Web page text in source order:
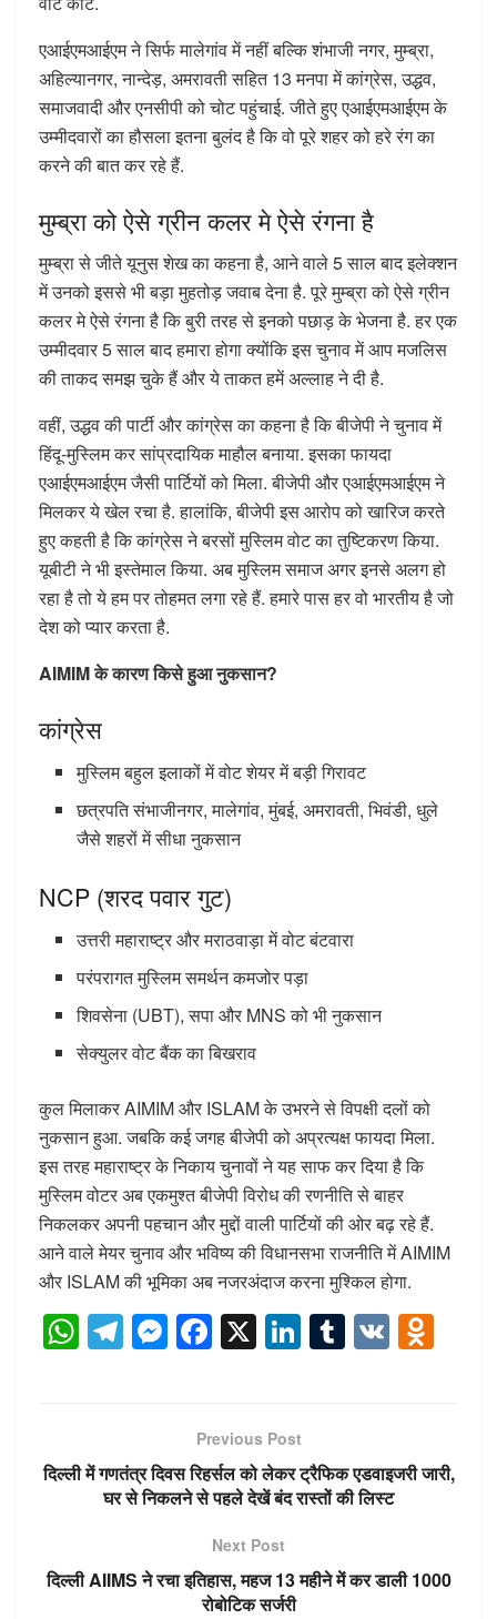
एआईएमआईएम ने सिर्फ मालेगांव में नहीं बल्कि शंभाजी नगर, मुम्ब्रा,
अहिल्यानगर, नान्देड़, अमरावती सहित 13 मनपा में कांग्रेस, उद्धव,
समाजवादी और एनसीपी को चोट पहुंचाई. जीते हुए एआईएमआईएम के
उम्मीदवारों का हौसला इतना बुलंद है कि वो पूरे शहर को हरे रंग का
करने की बात कर रहे हैं.
मुम्ब्रा को ऐसे ग्रीन कलर मे ऐसे रंगना है
मुम्ब्रा से जीते यूनुस शेख का कहना है, आने वाले 5 साल बाद इलेक्शन
में उनको इससे भी बड़ा मुहतोड़ जवाब देना है. पूरे मुम्ब्रा को ऐसे ग्रीन
कलर मे ऐसे रंगना है कि बुरी तरह से इनको पछाड़ के भेजना है. हर एक
उम्मीदवार 5 साल बाद हमारा होगा क्योंकि इस चुनाव में आप मजलिस
की ताकद समझ चुके हैं और ये ताकत हमें अल्लाह ने दी है.
वहीं, उद्धव की पार्टी और कांग्रेस का कहना है कि बीजेपी ने चुनाव में
हिंदू-मुस्लिम कर सांप्रदायिक माहौल बनाया. इसका फायदा
एआईएमआईएम जैसी पार्टियों को मिला. बीजेपी और एआईएमआईएम ने
मिलकर ये खेल रचा है. हालांकि, बीजेपी इस आरोप को खारिज करते
हुए कहती है कि कांग्रेस ने बरसों मुस्लिम वोट का तुष्टिकरण किया.
यूबीटी ने भी इस्तेमाल किया. अब मुस्लिम समाज अगर इनसे अलग हो
रहा है तो ये हम पर तोहमत लगा रहे हैं. हमारे पास हर वो भारतीय है जो
देश को प्यार करता है.
AIMIM के कारण किसे हुआ नुकसान?
कांग्रेस
मुस्लिम बहुल इलाकों में वोट शेयर में बड़ी गिरावट
छत्रपति संभाजीनगर, मालेगांव, मुंबई, अमरावती, भिवंडी, धुले
जैसे शहरों में सीधा नुकसान
NCP (शरद पवार गुट)
उत्तरी महाराष्ट्र और मराठवाड़ा में वोट बंटवारा
परंपरागत मुस्लिम समर्थन कमजोर पड़ा
शिवसेना (UBT), सपा और MNS को भी नुकसान
सेक्युलर वोट बैंक का बिखराव
कुल मिलाकर AIMIM और ISLAM के उभरने से विपक्षी दलों को
नुकसान हुआ. जबकि कई जगह बीजेपी को अप्रत्यक्ष फायदा मिला.
इस तरह महाराष्ट्र के निकाय चुनावों ने यह साफ कर दिया है कि
मुस्लिम वोटर अब एकमुश्त बीजेपी विरोध की रणनीति से बाहर
निकलकर अपनी पहचान और मुद्दों वाली पार्टियों की ओर बढ़ रहे हैं.
आने वाले मेयर चुनाव और भविष्य की विधानसभा राजनीति में AIMIM
और ISLAM की भूमिका अब नजरअंदाज करना मुश्किल होगा.
W
A
T
a
m
M
n
g
F
e
b
o
o
k
X Li
dI
n
T
r
V
kl
ni
Previous Post
दिल्ली में गणतंत्र दिवस रिहर्सल को लेकर ट्रैफिक एडवाइजरी जारी,
घर से निकलने से पहले देखें बंद रास्तों की लिस्ट
Next Post
दिल्ली AIIMS ने रचा इतिहास, महज 13 महीने में कर डाली 1000
रोबोटिक सर्जरी